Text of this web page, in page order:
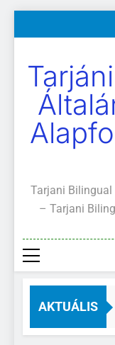
a
Szülői
Szülői
Tarjani Bilingual
– Tarjani
AKTUÁLIS